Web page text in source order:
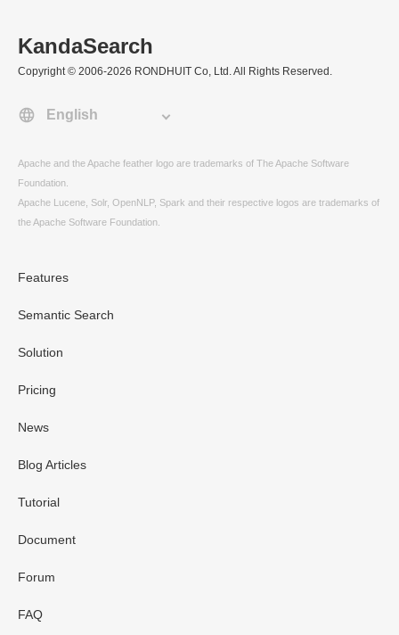
KandaSearch
Copyright © 2006-2026 RONDHUIT Co, Ltd. All Rights Reserved.
Apache and the Apache feather logo are trademarks of The Apache Software
Foundation.
Apache Lucene, Solr, OpenNLP, Spark and their respective logos are trademarks of
the Apache Software Foundation.
Features
Semantic Search
Solution
Pricing
News
Blog Articles
Tutorial
Document
Forum
FAQ